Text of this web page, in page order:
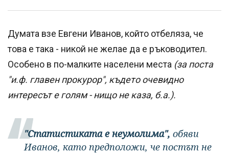
Думата взе Евгени Иванов, който отбеляза, че
това е така - никой не желае да е ръководител.
Особено в по-малките населени места (за поста
"и.ф. главен прокурор", където очевидно
интересът е голям - нищо не каза, б.а.).
"Статистиката е неумолима", обяви
Иванов, като предположи, че постът не